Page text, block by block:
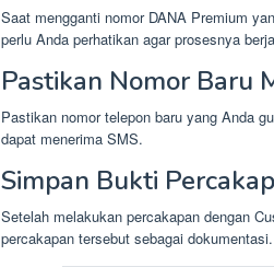
Saat mengganti nomor DANA Premium
perlu Anda perhatikan agar prosesnya
Pastikan Nomor Baru
Pastikan nomor telepon baru yang Anda
dapat menerima SMS.
Simpan Bukti
Setelah melakukan percakapan dengan
percakapan tersebut sebagai dokumentasi.